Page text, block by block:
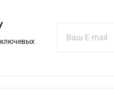
ключевых